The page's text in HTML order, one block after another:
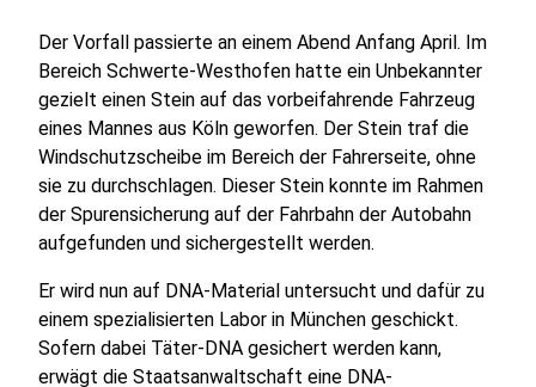
Der Vorfall passierte an einem Abend Anfang April. Im
Bereich Schwerte-Westhofen hatte ein Unbekannter
gezielt einen Stein auf das vorbeifahrende Fahrzeug
eines Mannes aus Köln geworfen. Der Stein traf die
Windschutzscheibe im Bereich der Fahrerseite, ohne
sie zu durchschlagen. Dieser Stein konnte im Rahmen
der Spurensicherung auf der Fahrbahn der Autobahn
aufgefunden und sichergestellt werden.
Er wird nun auf DNA-Material untersucht und dafür zu
einem spezialisierten Labor in München geschickt.
Sofern dabei Täter-DNA gesichert werden kann,
erwägt die Staatsanwaltschaft eine DNA-